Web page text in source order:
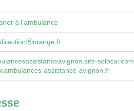
à l'ambulance
solocal.com
assistance-avignon.fr